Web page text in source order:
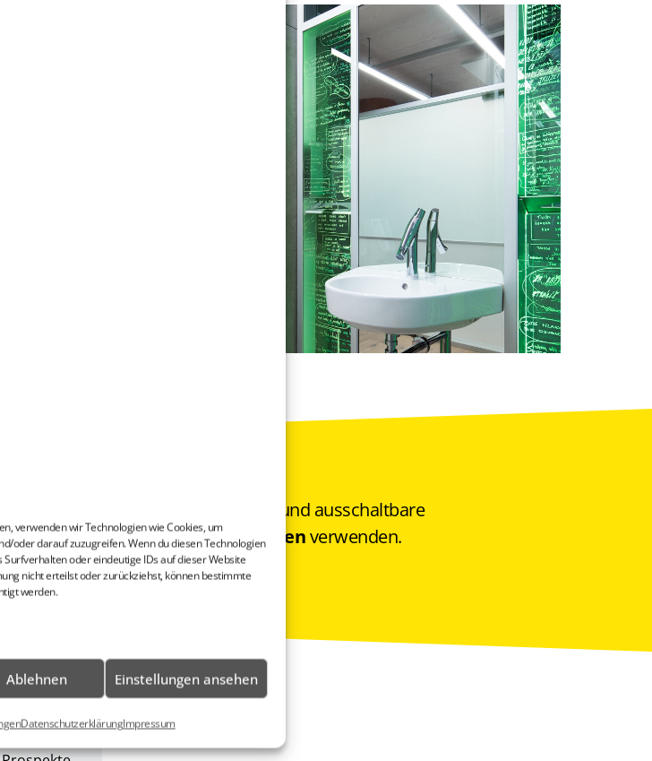
verwenden wir Technologien wie Cookies, um
oder darauf zuzugreifen. Wenn du diesen Technologien
oder eindeutige IDs auf dieser Website
nicht erteilst oder zurückziehst, können bestimmte
werden.
Ablehnen Einstellungen ansehen
DatenschutzerklärungImpressum
Sie Ihre Glaswand selbst als ein- und ausschaltbare
oder Videokonferenzenverwenden.